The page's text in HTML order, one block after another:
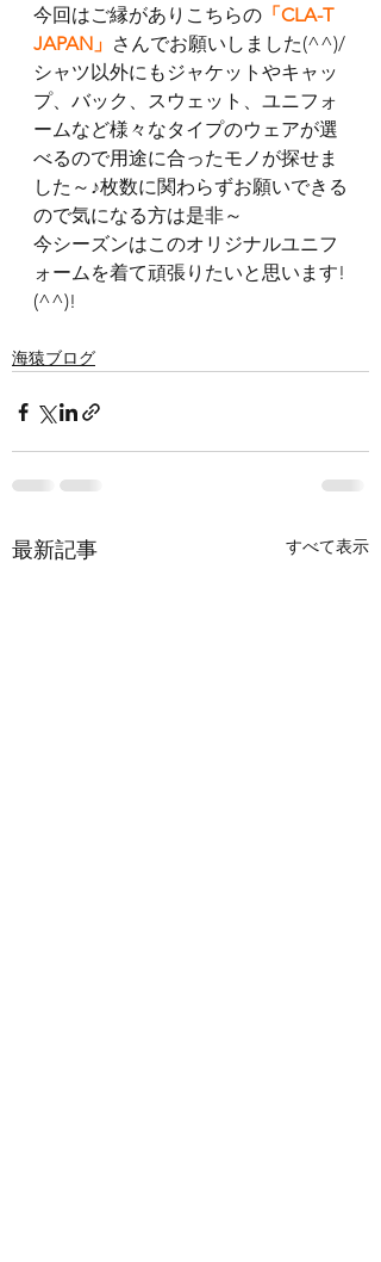
今回はご縁がありこちらの 「CLA-T
JAPAN」 さんでお願いしました(^^)/
シャツ以外にもジャケットやキャッ
プ、バック、スウェット、ユニフォ
ームなど様々なタイプのウェアが選
べるので用途に合ったモノが探せま
した～♪枚数に関わらずお願いできる
ので気になる方は是非～
今シーズンはこのオリジナルユニフ
ォームを着て頑張りたいと思います!
(^^)!
海猿ブログ
最新記事 すべて表示